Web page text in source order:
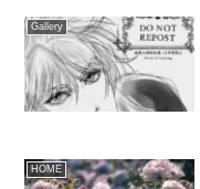
Gallery
HOME